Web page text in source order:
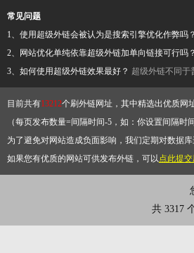
常见问题
1、使用超级外链会被认为是搜索引擎优化作弊吗？
2、网站优化单纯依靠超级外链加单向链接可行吗？
3、如何使用超级外链效果最好？ 超级外链不同于
目前共有13212个刷外链网址，其中精选出优质网
（每页发布数量=间隔时间-5，如：你设置间隔时
为了避免对网站造成负面影响，我们定期对数据
如果您有优质的网站可供发布外链，可以点此提
共 3317